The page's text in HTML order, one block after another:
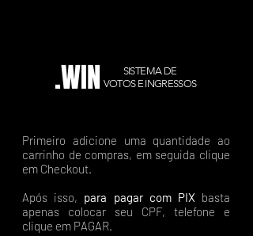
.WIN
SISTEMA DE
VOTOS E INGRESSOS
Primeiro adicione uma quantidade ao
carrinho de compras, em seguida clique
em Checkout.
Após isso, para pagar com PIX basta
apenas colocar seu CPF, telefone e
clique em PAGAR.